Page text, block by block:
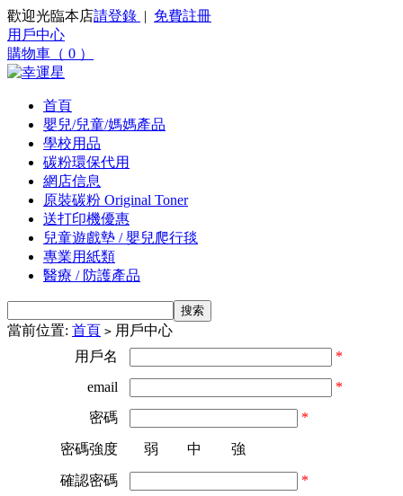
歡迎光臨本店請登錄 | 免費註冊
用戶中心
購物車（ 0 ）
首頁
嬰兒/兒童/媽媽產品
學校用品
碳粉環保代用
網店信息
原裝碳粉 Original Toner
送打印機優惠
兒童遊戲墊 / 嬰兒爬行毯
專業用紙類
醫療 / 防護產品
當前位置: 首頁 > 用戶中心
用戶名
*
email
*
密碼
*
密碼強度 弱 中 強
確認密碼
*